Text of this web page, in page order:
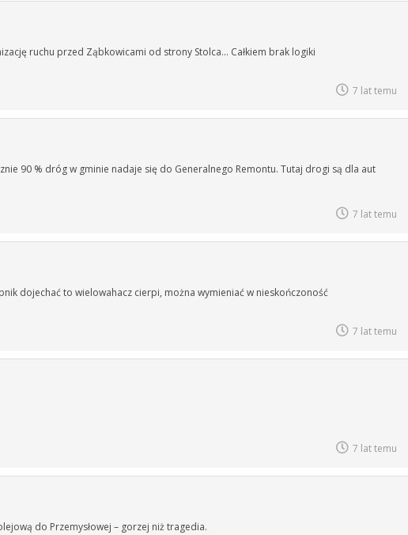
ruchu przed Ząbkowicami od strony Stolca… Całkiem brak logiki
7 lat temu
90 % dróg w gminie nadaje się do Generalnego Remontu. Tutaj drogi są dla aut
7 lat temu
dojechać to wielowahacz cierpi, można wymieniać w nieskończoność
7 lat temu
7 lat temu
do Przemysłowej – gorzej niż tragedia.